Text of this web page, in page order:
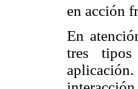
en acción
En
tres tipos